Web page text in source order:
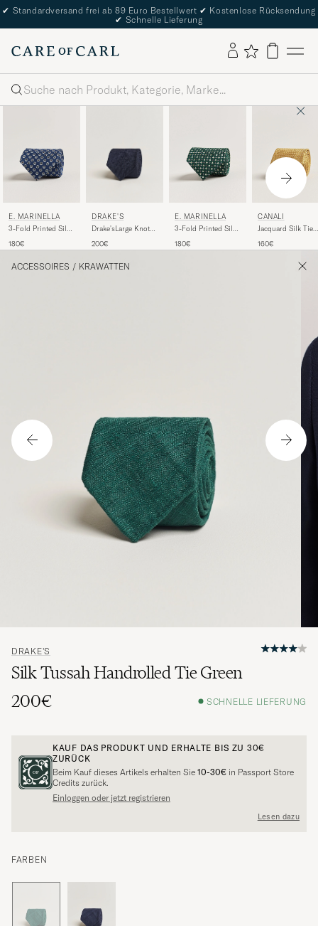
✔ Standardversand frei ab 89 Euro Bestellwert ✔ Kostenlose Rücksendung
✔ Schnelle Lieferung
Suche
E. MARINELLA
3-Fold Printed Silk
180€
DRAKE'S
Drake'sLarge Knot
Grenadine Silk
200€
E. MARINELLA
3-Fold Printed Silk
180€
CANALI
Jacquard Silk Tie
160€
ACCESSOIRES / KRAWATTEN
DRAKE'S
Silk Tussah Handrolled Tie Green
200€
SCHNELLE LIEFERUNG
KAUF DAS PRODUKT UND ERHALTE BIS ZU 30€
ZURÜCK
Beim Kauf dieses Artikels erhalten Sie 10-30€ in Passport Store
Credits zurück.
Einloggen oder jetzt registrieren
Lesen dazu
FARBEN